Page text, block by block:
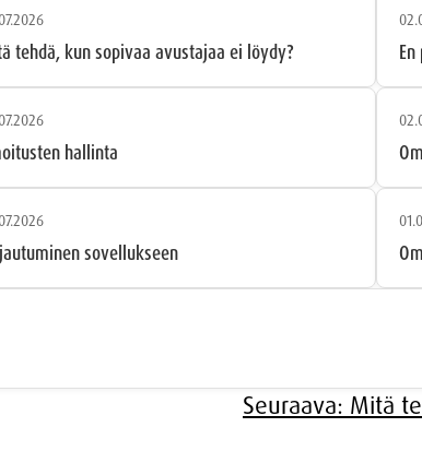
tehdä, kun sopivaa avustajaa ei löydy?
hallinta
sovellukseen
Seuraava: Mitä